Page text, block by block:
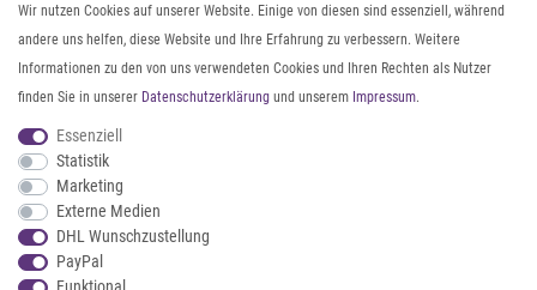
Facebook
Pinterest
Twitter
Youtube
Threads
Sonnenbrillen & UV-Schutz
Textilpflege
Textil- und Material-Guide
Geldbörse richtig organisieren
ZAHLUNG & VERSAND
Wir nutzen Cookies auf unserer Website. Einige von diesen sind essenziell, während
andere uns helfen, diese Website und Ihre Erfahrung zu verbessern. Weitere
Informationen zu den von uns verwendeten Cookies und Ihren Rechten als Nutzer
finden Sie in unserer Daten­schutz­erklärung und unserem Impressum.
Essenziell
Statistik
Marketing
Externe Medien
DHL Wunschzustellung
PayPal